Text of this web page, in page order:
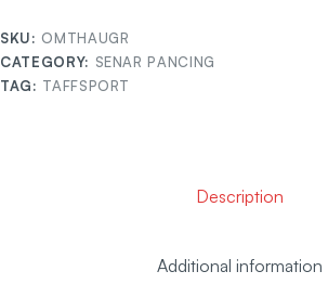
SKU: OMTHAUGR
CATEGORY: SENAR PANCING
TAG: TAFFSPORT
Description
Additional information